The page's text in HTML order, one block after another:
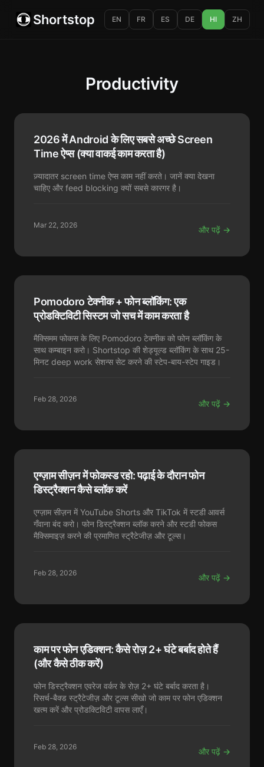
Shortstop EN FR ES DE HI ZH
Productivity
2026 में Android के लिए सबसे अच्छे Screen
Time ऐप्स (क्या वाकई काम करता है)
ज़्यादातर screen time ऐप्स काम नहीं करते। जानें क्या देखना
चाहिए और feed blocking क्यों सबसे कारगर है।
Mar 22, 2026 और पढ़ें →
Pomodoro टेक्नीक + फोन ब्लॉकिंग: एक
प्रोडक्टिविटी सिस्टम जो सच में काम करता है
मैक्सिमम फोकस के लिए Pomodoro टेक्नीक को फोन ब्लॉकिंग के
साथ कम्बाइन करो। Shortstop की शेड्यूल्ड ब्लॉकिंग के साथ 25-
मिनट deep work सेशन्स सेट करने की स्टेप-बाय-स्टेप गाइड।
Feb 28, 2026 और पढ़ें →
एग्ज़ाम सीज़न में फोकस्ड रहो: पढ़ाई के दौरान फोन
डिस्ट्रैक्शन कैसे ब्लॉक करें
एग्ज़ाम सीज़न में YouTube Shorts और TikTok में स्टडी आवर्स
गँवाना बंद करो। फोन डिस्ट्रैक्शन ब्लॉक करने और स्टडी फोकस
मैक्सिमाइज़ करने की प्रमाणित स्ट्रैटेजीज़ और टूल्स।
Feb 28, 2026 और पढ़ें →
काम पर फोन एडिक्शन: कैसे रोज़ 2+ घंटे बर्बाद होते हैं
(और कैसे ठीक करें)
फोन डिस्ट्रैक्शन एवरेज वर्कर के रोज़ 2+ घंटे बर्बाद करता है।
रिसर्च-बैक्ड स्ट्रैटेजीज़ और टूल्स सीखो जो काम पर फोन एडिक्शन
खत्म करें और प्रोडक्टिविटी वापस लाएँ।
Feb 28, 2026 और पढ़ें →